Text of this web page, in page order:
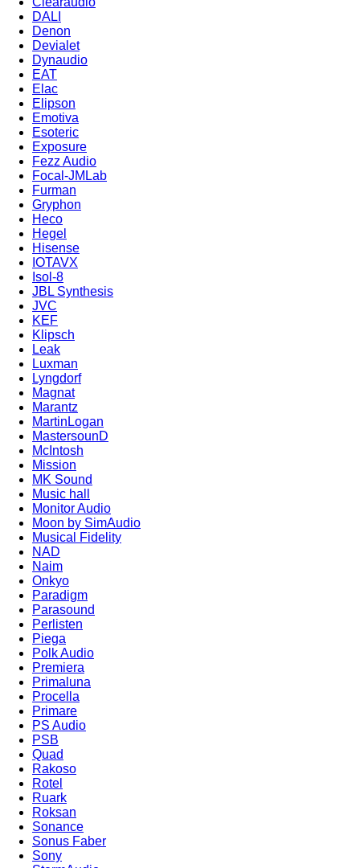
DALI
Denon
Devialet
Dynaudio
EAT
Elac
Elipson
Emotiva
Esoteric
Exposure
Fezz Audio
Focal-JMLab
Furman
Gryphon
Heco
Hegel
Hisense
IOTAVX
Isol-8
JBL Synthesis
JVC
KEF
Klipsch
Leak
Luxman
Lyngdorf
Magnat
Marantz
MartinLogan
MastersounD
McIntosh
Mission
MK Sound
Music hall
Monitor Audio
Moon by SimAudio
Musical Fidelity
NAD
Naim
Onkyo
Paradigm
Parasound
Perlisten
Piega
Polk Audio
Premiera
Primaluna
Procella
Primare
PS Audio
PSB
Quad
Rakoso
Rotel
Ruark
Roksan
Sonance
Sonus Faber
Sony